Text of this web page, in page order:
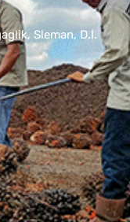
Sleman, D.I.